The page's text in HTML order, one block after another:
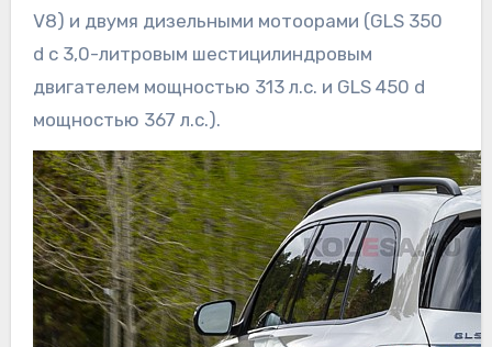
V8) и двумя дизельными мотоорами (GLS 350
d с 3,0-литровым шестицилиндровым
двигателем мощностью 313 л.с. и GLS 450 d
мощностью 367 л.с.).